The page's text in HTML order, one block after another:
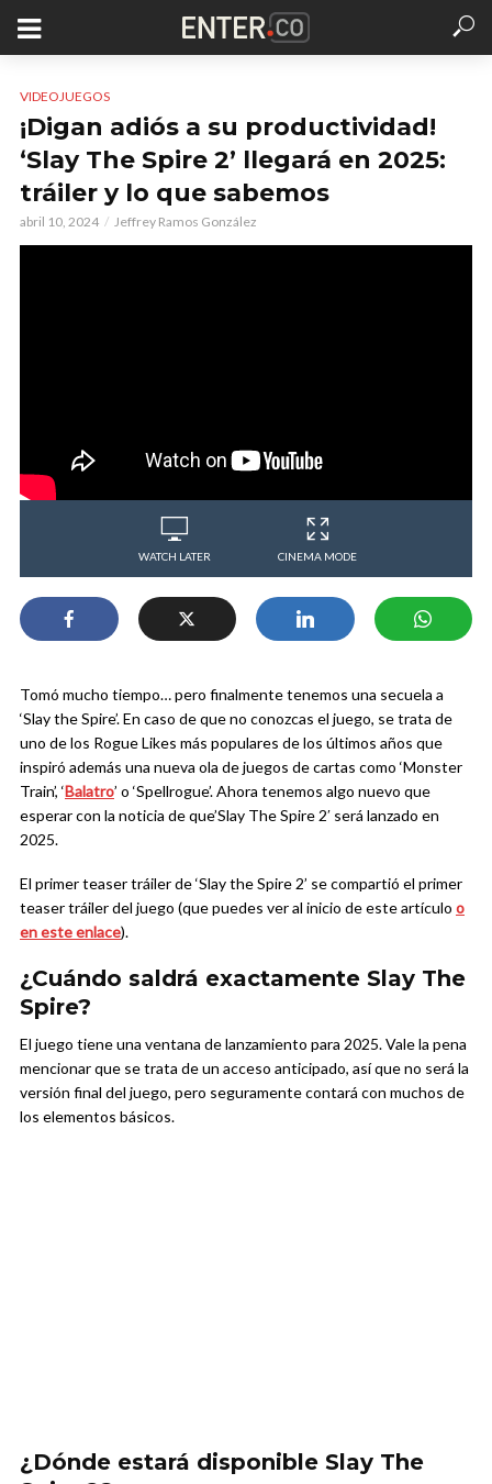
VIDEOJUEGOS
¡Digan adiós a su productividad!
‘Slay The Spire 2’ llegará en 2025:
tráiler y lo que sabemos
abril 10, 2024 Jeffrey Ramos González
WATCH LATER CINEMA MODE
Tomó mucho tiempo… pero finalmente tenemos una secuela a
‘Slay the Spire’. En caso de que no conozcas el juego, se trata de
uno de los Rogue Likes más populares de los últimos años que
inspiró además una nueva ola de juegos de cartas como ‘Monster
Train’, ‘Balatro’ o ‘Spellrogue’. Ahora tenemos algo nuevo que
esperar con la noticia de que’Slay The Spire 2′ será lanzado en
2025.
El primer teaser tráiler de ‘Slay the Spire 2’ se compartió el primer
teaser tráiler del juego (que puedes ver al inicio de este artículo o
en este enlace).
¿Cuándo saldrá exactamente Slay The
Spire?
El juego tiene una ventana de lanzamiento para 2025. Vale la pena
mencionar que se trata de un acceso anticipado, así que no será la
versión final del juego, pero seguramente contará con muchos de
los elementos básicos.
¿Dónde estará disponible Slay The